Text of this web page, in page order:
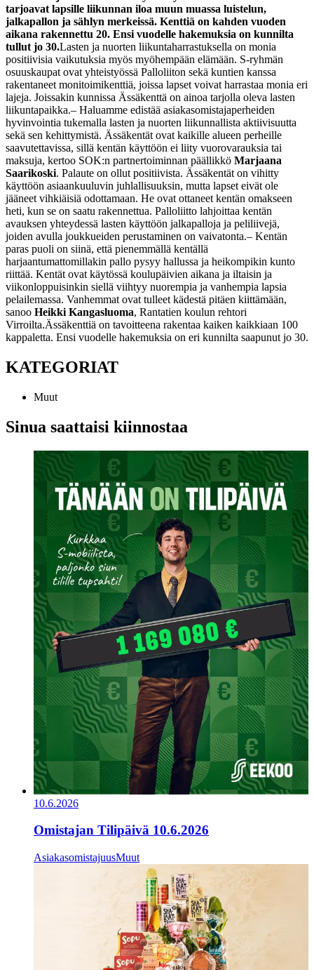
tarjoavat lapsille liikunnan iloa muun muassa luistelun,
jalkapallon ja sählyn merkeissä. Kenttiä on kahden vuoden
aikana rakennettu 20. Ensi vuodelle hakemuksia on kunnilta
tullut jo 30.Lasten ja nuorten liikuntaharrastuksella on monia
positiivisia vaikutuksia myös myöhempään elämään. S-ryhmän
osuuskaupat ovat yhteistyössä Palloliiton sekä kuntien kanssa
rakentaneet monitoimikenttiä, joissa lapset voivat harrastaa monia eri
lajeja. Joissakin kunnissa Ässäkenttä on ainoa tarjolla oleva lasten
liikuntapaikka.– Haluamme edistää asiakasomistajaperheiden
hyvinvointia tukemalla lasten ja nuorten liikunnallista aktiivisuutta
sekä sen kehittymistä. Ässäkentät ovat kaikille alueen perheille
saavutettavissa, sillä kentän käyttöön ei liity vuorovarauksia tai
maksuja, kertoo SOK:n partnertoiminnan päällikkö Marjaana
Saarikoski. Palaute on ollut positiivista. Ässäkentät on vihitty
käyttöön asiaankuuluvin juhlallisuuksin, mutta lapset eivät ole
jääneet vihkiäisiä odottamaan. He ovat ottaneet kentän omakseen
heti, kun se on saatu rakennettua. Palloliitto lahjoittaa kentän
avauksen yhteydessä lasten käyttöön jalkapalloja ja peliliivejä,
joiden avulla joukkueiden perustaminen on vaivatonta.– Kentän
paras puoli on siinä, että pienemmällä kentällä
harjaantumattomillakin pallo pysyy hallussa ja heikompikin kunto
riittää. Kentät ovat käytössä koulupäivien aikana ja iltaisin ja
viikonloppuisinkin siellä viihtyy nuorempia ja vanhempia lapsia
pelailemassa. Vanhemmat ovat tulleet kädestä pitäen kiittämään,
sanoo Heikki Kangasluoma, Rantatien koulun rehtori
Virroilta.Ässäkenttiä on tavoitteena rakentaa kaiken kaikkiaan 100
kappaletta. Ensi vuodelle hakemuksia on eri kunnilta saapunut jo 30.
KATEGORIAT
Muut
Sinua saattaisi kiinnostaa
10.6.2026
Omistajan Tilipäivä 10.6.2026
AsiakasomistajuusMuut